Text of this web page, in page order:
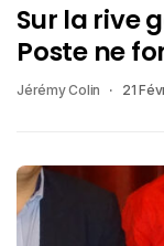
Sur la rive
Poste ne
Jérémy Colin 21